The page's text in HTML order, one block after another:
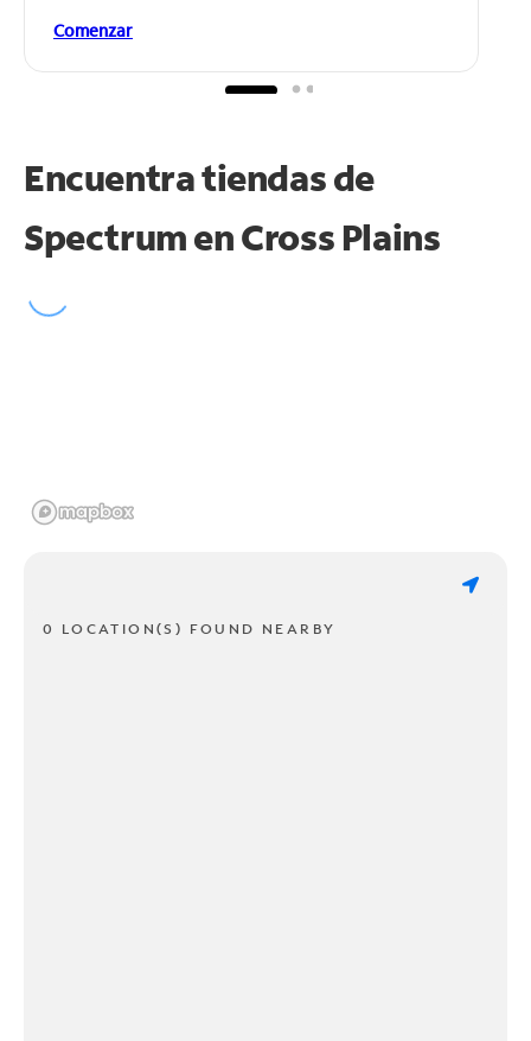
Comenzar
Encuentra tiendas de
Spectrum enCross Plains
0 LOCATION(S) FOUND NEARBY